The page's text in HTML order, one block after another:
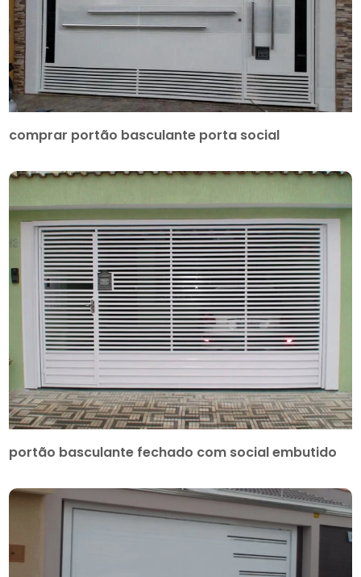
comprar portão basculante porta social
portão basculante fechado com social embutido